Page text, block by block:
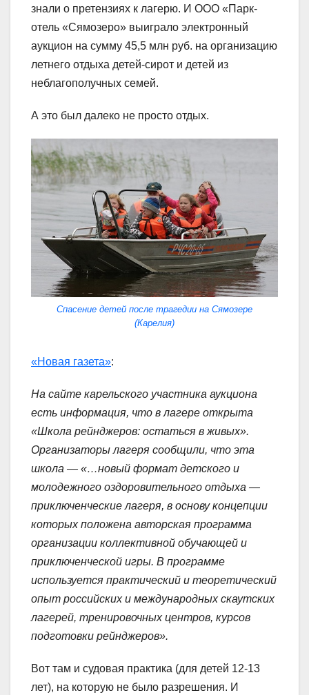
знали о претензиях к лагерю. И ООО «Парк-
отель «Сямозеро» выиграло электронный
аукцион на сумму 45,5 млн руб. на организацию
летнего отдыха детей-сирот и детей из
неблагополучных семей.
А это был далеко не просто отдых.
Спасение детей после трагедии на Сямозере
(Карелия)
«Новая газета»:
На сайте карельского участника аукциона
есть информация, что в лагере открыта
«Школа рейнджеров: остаться в живых».
Организаторы лагеря сообщили, что эта
школа — «…новый формат детского и
молодежного оздоровительного отдыха —
приключенческие лагеря, в основу концепции
которых положена авторская программа
организации коллективной обучающей и
приключенческой игры. В программе
используется практический и теоретический
опыт российских и международных скаутских
лагерей, тренировочных центров, курсов
подготовки рейнджеров».
Вот там и судовая практика (для детей 12-13
лет), на которую не было разрешения. И